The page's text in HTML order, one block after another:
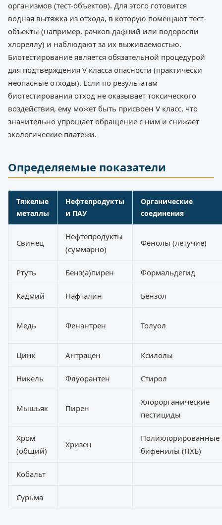
организмов (тест-объектов). Для этого готовится
водная вытяжка из отхода, в которую помещают тест-
объекты (например, рачков дафний или водоросли
хлореллу) и наблюдают за их выживаемостью.
Биотестирование является обязательной процедурой
для подтверждения V класса опасности (практически
неопасные отходы). Если по результатам
биотестирования отход не оказывает токсического
воздействия, ему может быть присвоен V класс, что
значительно упрощает обращение с ним и снижает
экологические платежи.
Определяемые показатели
Тяжелые
металлы
Нефтепродукты
и ПАУ
Органические
соединения
Свинец
Нефтепродукты
(суммарно)
Фенолы (летучие)
Ртуть Бенз(а)пирен Формальдегид
Кадмий Нафталин Бензол
Медь Фенантрен Толуол
Цинк Антрацен Ксилолы
Никель Флуорантен Стирол
Мышьяк Пирен
Хлорорганические
пестициды
Хром
(общий)
Хризен
Полихлорированные
бифенилы (ПХБ)
Кобальт
Сурьма